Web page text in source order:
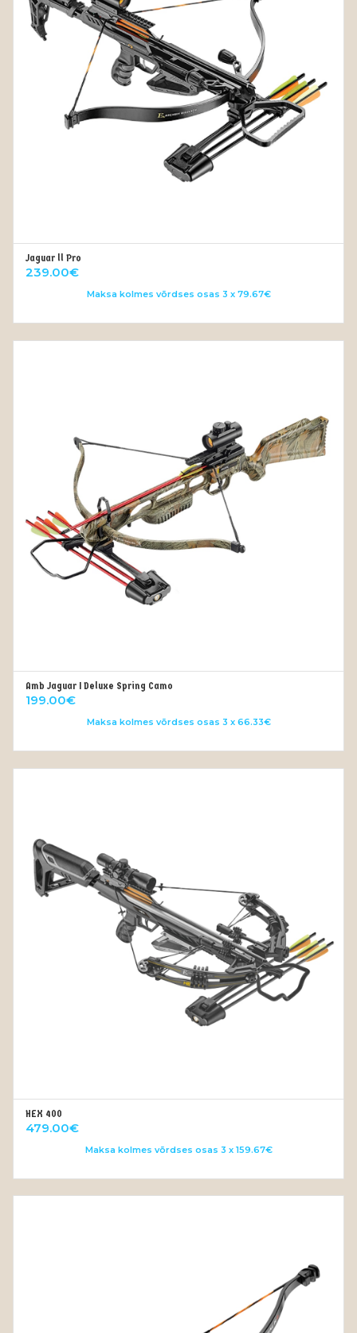
Jaguar ll Pro
239.00€
Maksa kolmes võrdses osas 3 x 79.67€
OUT OF STOCK
Amb Jaguar I Deluxe Spring Camo
199.00€
Maksa kolmes võrdses osas 3 x 66.33€
HEX 400
479.00€
Maksa kolmes võrdses osas 3 x 159.67€